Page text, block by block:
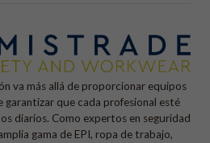
va más allá de proporcionar equipos
que cada profesional esté
diarios. Como expertos en seguridad
gama de EPI, ropa de trabajo,